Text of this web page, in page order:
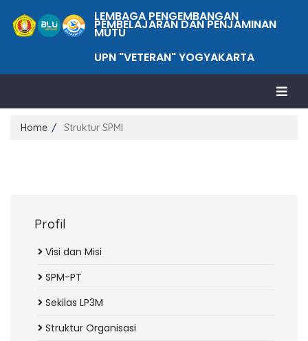
LEMBAGA PENGEMBANGAN
PEMBELAJARAN DAN PENJAMINAN
MUTU
UPN "VETERAN" YOGYAKARTA
Home Struktur SPMI
Profil
Visi dan Misi
SPM-PT
Sekilas LP3M
Struktur Organisasi